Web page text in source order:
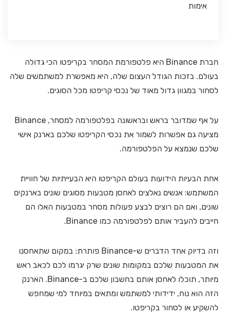
אימות
חברת Binance היא פלטפורמת המסחר בקריפטו הכי גדולה
בעולם. בזכות הגודל העצום שלה, היא מאפשרת למשתמשים שלה
לסחור במגוון גדול מאוד של נכסי קריפטו מכל הסוגים.
על אף שמדובר בראש ובראשונה בפלטפורמה למסחר, Binance
מציעה גם אפשרות לשמור את נכסי הקריפטו שלכם בארנק אישי
שלכם שנמצא על הפלטפורמה.
אחת הבעיות הידועות בעולם הקריפטו היא הבעייתיות של חוויית
המשתמש: אנשים נאלצים לאחסן מטבעות מסוגים שונים בארנקים
שונים, ואם הם רוצים לבצע פעולות מסחר במטבעות האלו הם
חייבים להעביר אותם לפלטפורמה כמו Binance.
וזה בדיוק אחד הדברים ש-Binance פותרת: במקום שתאחסנו
את המטבעות שלכם במקומות שונים שרק יגרמו לכם לכאב ראש
מיותר, תוכלו לאחסן אותם בחשבון שלכם ב-Binance. הארנק
הזה הוא נוח, ידידותי למשתמש ומתאים במיוחד למי שמחפש
להשקיע או לסחור בקריפטו.